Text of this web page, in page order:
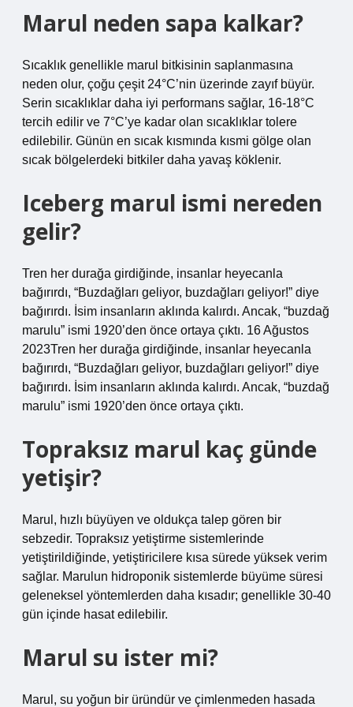
Marul neden sapa kalkar?
Sıcaklık genellikle marul bitkisinin saplanmasına
neden olur, çoğu çeşit 24°C’nin üzerinde zayıf büyür.
Serin sıcaklıklar daha iyi performans sağlar, 16-18°C
tercih edilir ve 7°C’ye kadar olan sıcaklıklar tolere
edilebilir. Günün en sıcak kısmında kısmi gölge olan
sıcak bölgelerdeki bitkiler daha yavaş köklenir.
Iceberg marul ismi nereden
gelir?
Tren her durağa girdiğinde, insanlar heyecanla
bağırırdı, “Buzdağları geliyor, buzdağları geliyor!” diye
bağırırdı. İsim insanların aklında kalırdı. Ancak, “buzdağ
marulu” ismi 1920’den önce ortaya çıktı. 16 Ağustos
2023Tren her durağa girdiğinde, insanlar heyecanla
bağırırdı, “Buzdağları geliyor, buzdağları geliyor!” diye
bağırırdı. İsim insanların aklında kalırdı. Ancak, “buzdağ
marulu” ismi 1920’den önce ortaya çıktı.
Topraksız marul kaç günde
yetişir?
Marul, hızlı büyüyen ve oldukça talep gören bir
sebzedir. Topraksız yetiştirme sistemlerinde
yetiştirildiğinde, yetiştiricilere kısa sürede yüksek verim
sağlar. Marulun hidroponik sistemlerde büyüme süresi
geleneksel yöntemlerden daha kısadır; genellikle 30-40
gün içinde hasat edilebilir.
Marul su ister mi?
Marul, su yoğun bir üründür ve çimlenmeden hasada